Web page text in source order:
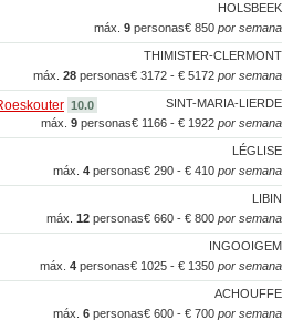
HOLSBEEK
€ 850 por semana
máx. 9 personas
THIMISTER-CLERMONT
€ 3172 - € 5172 por semana
máx. 28 personas
SINT-MARIA-LIERDE
10.0
€ 1166 - € 1922 por semana
máx. 9 personas
LÉGLISE
€ 290 - € 410 por semana
máx. 4 personas
LIBIN
€ 660 - € 800 por semana
máx. 12 personas
INGOOIGEM
€ 1025 - € 1350 por semana
máx. 4 personas
ACHOUFFE
€ 600 - € 700 por semana
máx. 6 personas